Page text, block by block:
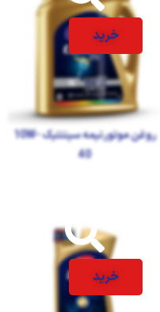
روغن موتور نیمه سینتتیک 10W-
40
خرید
خرید